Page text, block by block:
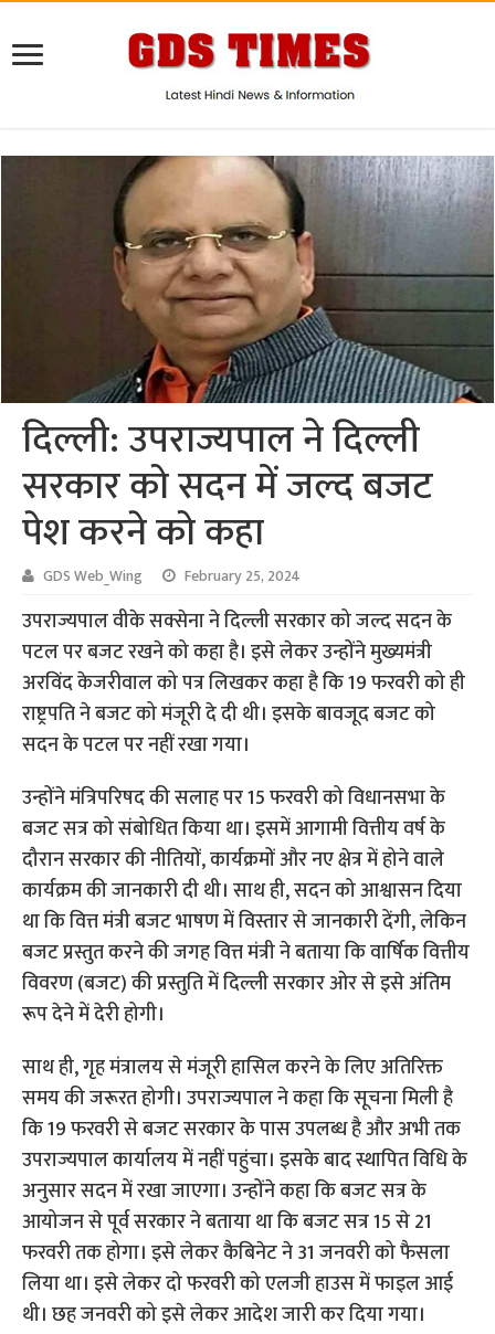
दिल्ली: उपराज्यपाल ने दिल्ली
सरकार को सदन में जल्द बजट
पेश करने को कहा
GDS Web_Wing February 25, 2024
उपराज्यपाल वीके सक्सेना ने दिल्ली सरकार को जल्द सदन के
पटल पर बजट रखने को कहा है। इसे लेकर उन्होंने मुख्यमंत्री
अरविंद केजरीवाल को पत्र लिखकर कहा है कि 19 फरवरी को ही
राष्ट्रपति ने बजट को मंजूरी दे दी थी। इसके बावजूद बजट को
सदन के पटल पर नहीं रखा गया।
उन्होंने मंत्रिपरिषद की सलाह पर 15 फरवरी को विधानसभा के
बजट सत्र को संबोधित किया था। इसमें आगामी वित्तीय वर्ष के
दौरान सरकार की नीतियों, कार्यक्रमों और नए क्षेत्र में होने वाले
कार्यक्रम की जानकारी दी थी। साथ ही, सदन को आश्वासन दिया
था कि वित्त मंत्री बजट भाषण में विस्तार से जानकारी देंगी, लेकिन
बजट प्रस्तुत करने की जगह वित्त मंत्री ने बताया कि वार्षिक वित्तीय
विवरण (बजट) की प्रस्तुति में दिल्ली सरकार ओर से इसे अंतिम
रूप देने में देरी होगी।
साथ ही, गृह मंत्रालय से मंजूरी हासिल करने के लिए अतिरिक्त
समय की जरूरत होगी। उपराज्यपाल ने कहा कि सूचना मिली है
कि 19 फरवरी से बजट सरकार के पास उपलब्ध है और अभी तक
उपराज्यपाल कार्यालय में नहीं पहुंचा। इसके बाद स्थापित विधि के
अनुसार सदन में रखा जाएगा। उन्होंने कहा कि बजट सत्र के
आयोजन से पूर्व सरकार ने बताया था कि बजट सत्र 15 से 21
फरवरी तक होगा। इसे लेकर कैबिनेट ने 31 जनवरी को फैसला
लिया था। इसे लेकर दो फरवरी को एलजी हाउस में फाइल आई
थी। छह जनवरी को इसे लेकर आदेश जारी कर दिया गया।